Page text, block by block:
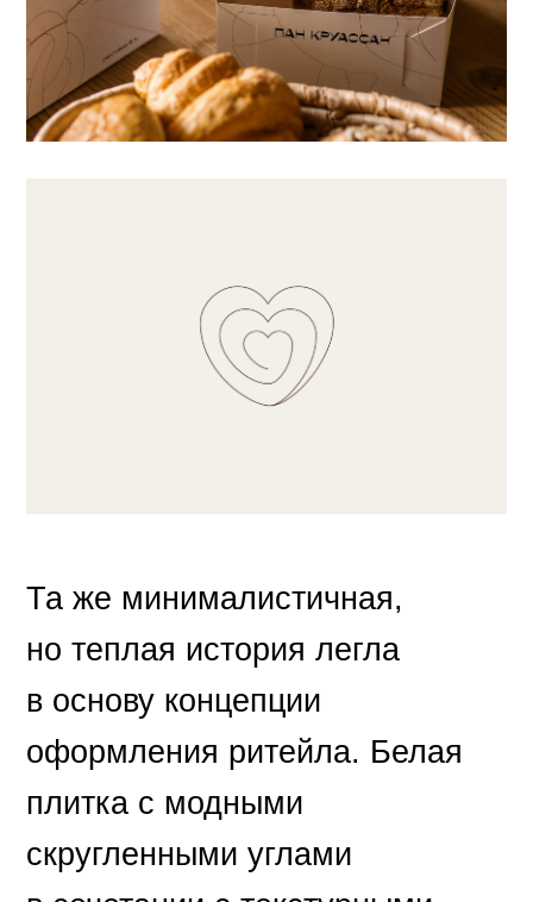
Та же минималистичная,
но теплая история легла
в основу концепции
оформления ритейла. Белая
плитка с модными
скругленными углами